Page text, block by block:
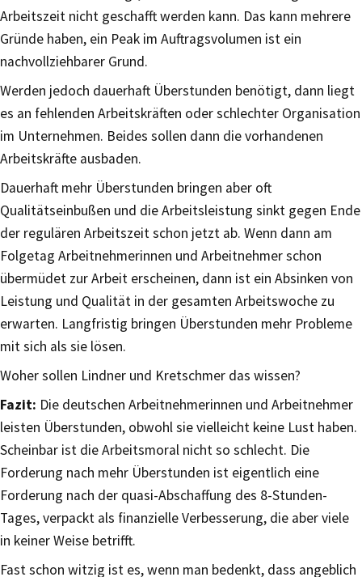
Arbeitszeit nicht geschafft werden kann. Das kann mehrere
Gründe haben, ein Peak im Auftragsvolumen ist ein
nachvollziehbarer Grund.
Werden jedoch dauerhaft Überstunden benötigt, dann liegt
es an fehlenden Arbeitskräften oder schlechter Organisation
im Unternehmen. Beides sollen dann die vorhandenen
Arbeitskräfte ausbaden.
Dauerhaft mehr Überstunden bringen aber oft
Qualitätseinbußen und die Arbeitsleistung sinkt gegen Ende
der regulären Arbeitszeit schon jetzt ab. Wenn dann am
Folgetag Arbeitnehmerinnen und Arbeitnehmer schon
übermüdet zur Arbeit erscheinen, dann ist ein Absinken von
Leistung und Qualität in der gesamten Arbeitswoche zu
erwarten. Langfristig bringen Überstunden mehr Probleme
mit sich als sie lösen.
Woher sollen Lindner und Kretschmer das wissen?
Fazit: Die deutschen Arbeitnehmerinnen und Arbeitnehmer
leisten Überstunden, obwohl sie vielleicht keine Lust haben.
Scheinbar ist die Arbeitsmoral nicht so schlecht. Die
Forderung nach mehr Überstunden ist eigentlich eine
Forderung nach der quasi-Abschaffung des 8-Stunden-
Tages, verpackt als finanzielle Verbesserung, die aber viele
in keiner Weise betrifft.
Fast schon witzig ist es, wenn man bedenkt, dass angeblich